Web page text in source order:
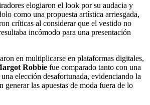
elogiaron el look por su audacia y
como una propuesta artística arriesgada,
críticas al considerar que el vestido no
incómodo para una presentación
en multiplicarse en plataformas digitales,
Robbie fue comparado tanto con una
elección desafortunada, evidenciando la
generar las apuestas de moda fuera de lo